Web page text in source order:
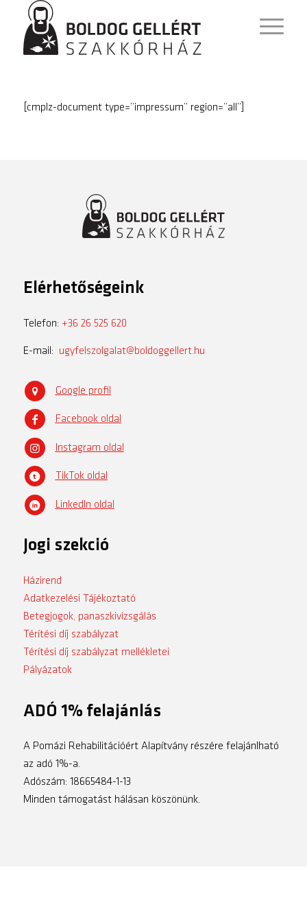
[cmplz-document type=”impressum” region=”all”]
Elérhetőségeink
Telefon: +36 26 525 620
E-mail: ugyfelszolgalat@boldoggellert.hu
Google profil
Facebook oldal
Instagram oldal
TikTok oldal
LinkedIn oldal
Jogi szekció
Házirend
Adatkezelési Tájékoztató
Betegjogok, panaszkivizsgálás
Térítési díj szabályzat
Térítési díj szabályzat mellékletei
Pályázatok
ADÓ 1% felajánlás
A Pomázi Rehabilitációért Alapítvány részére felajánlható
az adó 1%-a.
Adószám: 18665484-1-13
Minden támogatást hálásan köszönünk.